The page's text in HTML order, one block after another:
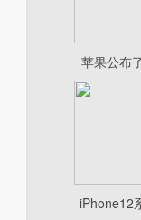
苹果公布
iPhone12